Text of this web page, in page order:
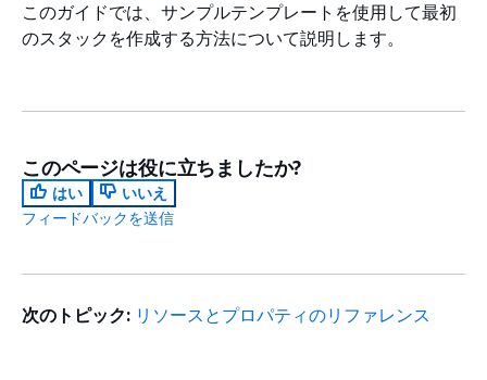
このガイドでは、サンプルテンプレートを使用して最初
のスタックを作成する方法について説明します。
このページは役に立ちましたか?
はい
いいえ
フィードバックを送信
次のトピック: リソースとプロパティのリファレンス